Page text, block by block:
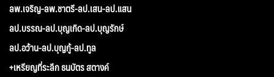
ลพ.เจริญ-ลพ.ชาตรี-ลป.เสน-ลป.แสน
ลป.บรรณ-ลป.บุญเกิด-ลป.บุญรักษ์
ลป.อว้าน-ลป.บุญกู้-ลป.ทูล
+เหรียญที่ระลึก ธนบัตร สตางค์